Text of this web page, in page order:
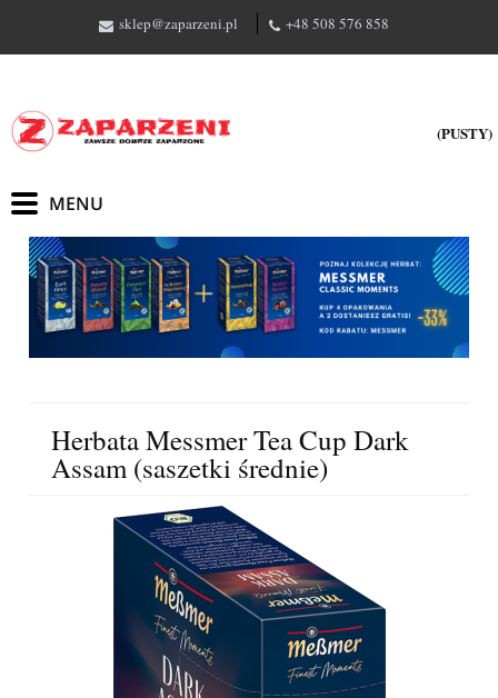
sklep@zaparzeni.pl +48 508 576 858
(PUSTY)
Herbata Messmer Tea Cup Dark
Assam (saszetki średnie)